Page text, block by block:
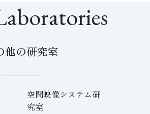
他の研究室
空間映像システム研
究室